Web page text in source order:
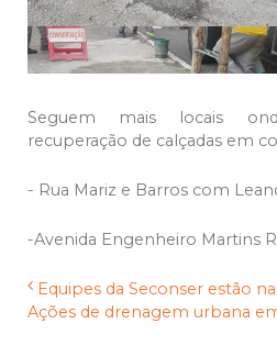
Seguem mais locais
recuperação de calçadas em
- Rua Mariz e Barros com
-Avenida Engenheiro Martins
Equipes da Seconser estão
Ações de drenagem urbana